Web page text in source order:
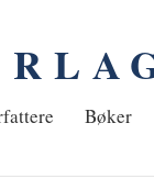
Bøker